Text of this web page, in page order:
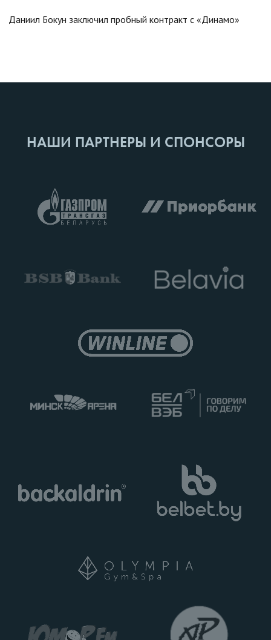
Даниил Бокун заключил пробный контракт с «Динамо»
НАШИ ПАРТНЕРЫ И СПОНСОРЫ